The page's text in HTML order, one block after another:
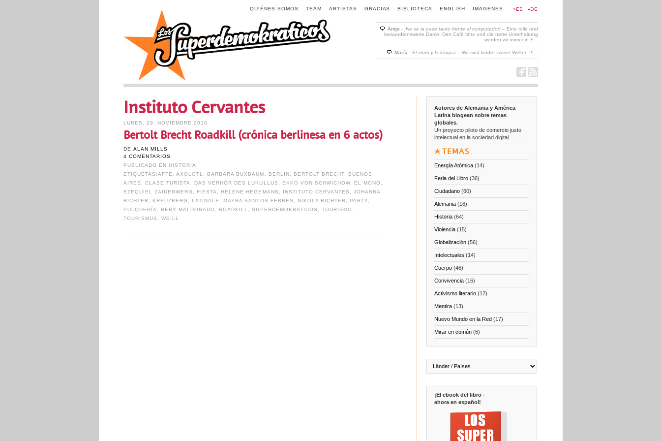
IMAGENES
ENGLISH
BIBLIOTECA
GRACIAS
ARTISTAS
TEAM
QUIÉNES SOMOS
Antje - ¡No se la pase tanto frente al computador!– Eine tolle und
bewundernswerte Dame! Den Café tinto und die nette Unterhaltung
werden wir immer in E...
María - El muro y la lengua – Wir sind kinder zweier Welten !!!...
Instituto Cervantes
LUNES, 29. NOVIEMBRE 2010
Bertolt Brecht Roadkill (crónica berlinesa en 6 actos)
DE ALAN MILLS
4 COMENTARIOS
PUBLICADO EN HISTORIA
ETIQUETAS:AFFE AXOLOTL BARBARA BUXBAUM BERLIN BERTOLT BRECHT
BUENOS
AIRES
CLASE TURISTA DAS VERHÖR DES LUKULLUS EKKO VON SCHWICHOW, EL MONO
EZEQUIEL ZAIDENWERG
FIESTA HELENE HEGEMANN INSTITUTO CERVANTES ,JOHANNA
RICHTER
KREUZBERG LATINALE MAYRA SANTOS FEBRES NIKOLA RICHTER PARTY
PULQUERÍA
RERY MALDONADO ROADKILL ,SUPERDEMOKRATICOS TOURISMO
TOURISMUS
WEILL
Autores de Alemania y América
Latina blogean sobre temas
globales.
Un proyecto piloto de comercio justo
intelectual en la sociedad digital.
TEMAS
Energía Atómica(14)
Feria del Libro(36)
Ciudadano(60)
Alemania(16)
Historia(64)
Violencia(15)
Globalización(56)
Intelectuales (14)
Cuerpo(46)
Convivencia(16)
Activismo literario(12)
Mentira(13)
Nuevo Mundo en la Red(17)
Mirar en común(6)
¡El ebook del libro -
ahora en español!